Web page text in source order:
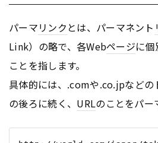
パーマリンク とは、パーマネント
Link）の略で、各Webページに
ことを指します。
具体的には、.comや.co.jpなどの
の後ろに続く、 URLのことをパー